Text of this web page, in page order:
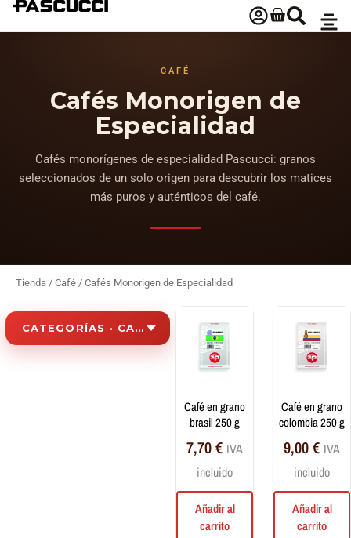
CAFÉ
Cafés Monorigen de
Especialidad
Cafés monorígenes de especialidad Pascucci: granos
seleccionados de un solo origen para descubrir los matices
más puros y auténticos del café.
Tienda / Café / Cafés Monorigen de Especialidad
CATEGORÍAS · CAFÉS MONORIGEN DE
café en grano
brasil 250 g
7,70€ IVA
incluido
Añadir al
carrito
café en grano
colombia 250 g
9,00€ IVA
incluido
Añadir al
carrito